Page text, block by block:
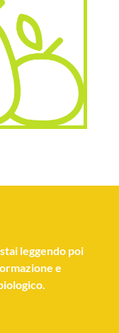
leggendo poi
e